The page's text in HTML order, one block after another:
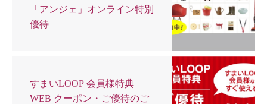
「アンジェ」オンライン特別
優待
すまいLOOP 会員様特典
WEB クーポン・ご優待のご